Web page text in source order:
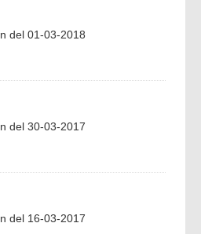
del 01-03-2018
del 30-03-2017
del 16-03-2017